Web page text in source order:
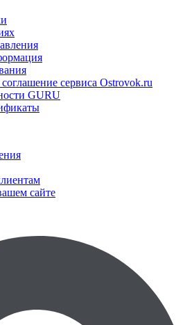
соглашение сервиса Ostrovok.ru
GURU
сайте